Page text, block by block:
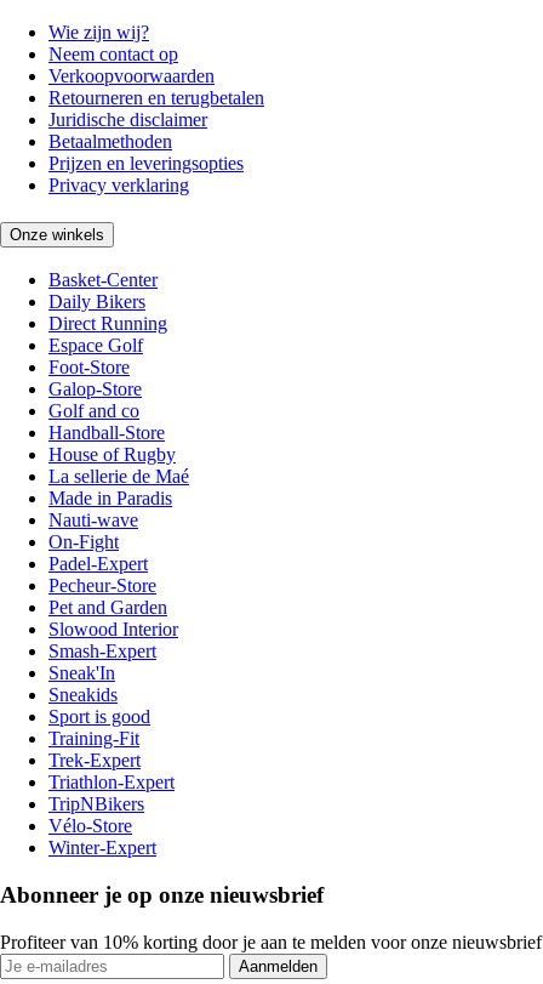
Wie zijn wij?
Neem contact op
Verkoopvoorwaarden
Retourneren en terugbetalen
Juridische disclaimer
Betaalmethoden
Prijzen en leveringsopties
Privacy verklaring
Onze winkels
Basket-Center
Daily Bikers
Direct Running
Espace Golf
Foot-Store
Galop-Store
Golf and co
Handball-Store
House of Rugby
La sellerie de Maé
Made in Paradis
Nauti-wave
On-Fight
Padel-Expert
Pecheur-Store
Pet and Garden
Slowood Interior
Smash-Expert
Sneak'In
Sneakids
Sport is good
Training-Fit
Trek-Expert
Triathlon-Expert
TripNBikers
Vélo-Store
Winter-Expert
Abonneer je op onze nieuwsbrief
Profiteer van 10% korting door je aan te melden voor onze nieuwsbrief
Aanmelden